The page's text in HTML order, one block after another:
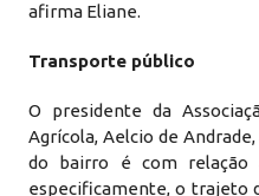
afirma Eliane.
Transporte público
O presidente da
Agrícola, Aelcio de
do bairro é com relação
especificamente, o trajeto